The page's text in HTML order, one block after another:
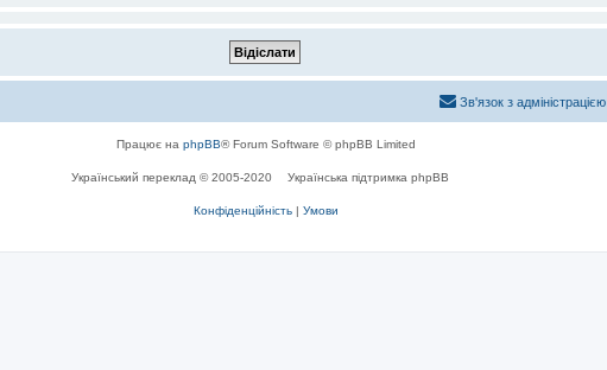
Зв'язок з адміністрацією
Працює на phpBB® Forum Software © phpBB Limited
Український переклад © 2005-2020 Українська підтримка phpBB
Конфіденційність | Умови